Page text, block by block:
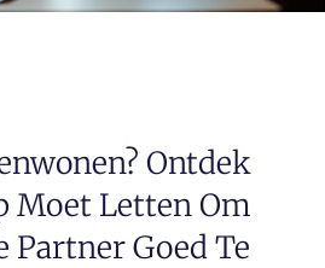
Ontdek
Moet Letten Om
Partner Goed Te